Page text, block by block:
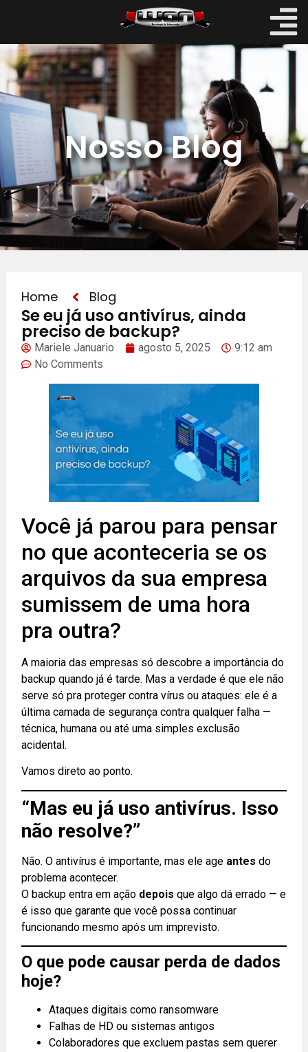
Nosso Blog
Home Blog
Se eu já uso antivírus, ainda
preciso de backup?
Mariele Januario agosto 5, 2025
9:12 am
No Comments
Você já parou para pensar
no que aconteceria se os
arquivos da sua empresa
sumissem de uma hora
pra outra?
A maioria das empresas só descobre a importância do
backup quando já é tarde. Mas a verdade é que ele não
serve só pra proteger contra vírus ou ataques: ele é a
última camada de segurança contra qualquer falha —
técnica, humana ou até uma simples exclusão
acidental.
Vamos direto ao ponto.
“Mas eu já uso antivírus. Isso
não resolve?”
Não. O antivírus é importante, mas ele age antes do
problema acontecer.
O backup entra em ação depois que algo dá errado — e
é isso que garante que você possa continuar
funcionando mesmo após um imprevisto.
O que pode causar perda de dados
hoje?
Ataques digitais como ransomware
Falhas de HD ou sistemas antigos
Colaboradores que excluem pastas sem querer